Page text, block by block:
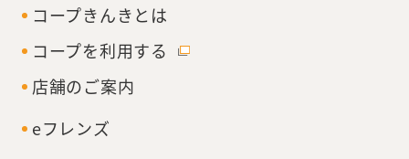
コープきんきとは
コープを利用する
店舗のご案内
eフレンズ